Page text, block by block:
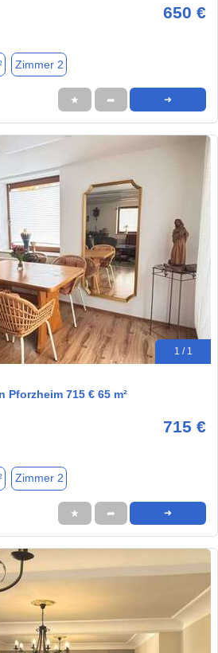
650 €
Zimmer 2
★ ➦ ➜
1 / 1
715 € 65 m²
715 €
Zimmer 2
★ ➦ ➜